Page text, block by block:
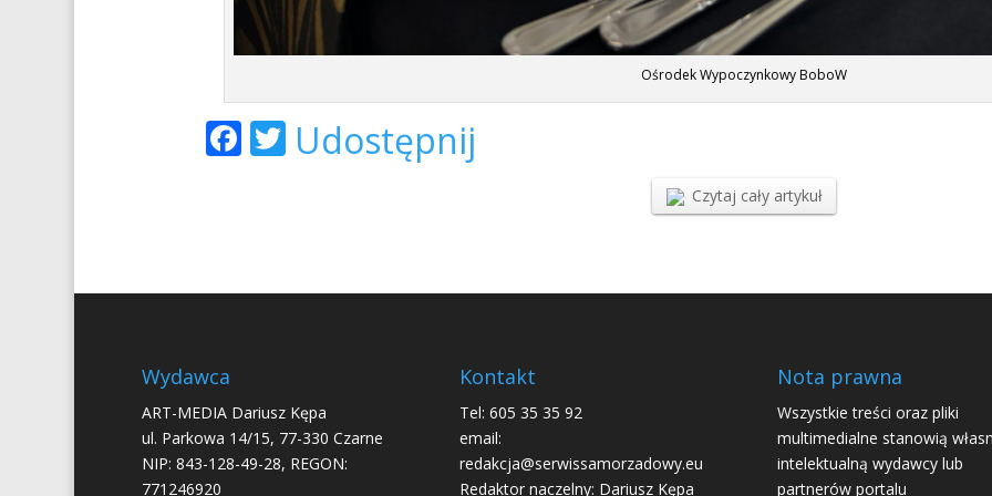
Ośrodek Wypoczynkowy BoboW
Facebook
Twitter
Udostępnij
Czytaj cały artykuł
Wydawca
ART-MEDIA Dariusz Kępa
ul. Parkowa 14/15, 77-330 Czarne
NIP: 843-128-49-28, REGON:
771246920
Kontakt
Tel: 605 35 35 92
email:
redakcja@serwissamorzadowy.eu
Redaktor naczelny: Dariusz Kępa
Nota prawna
Wszystkie treści oraz pliki
multimedialne stanowią
intelektualną wydawcy lub
partnerów portalu